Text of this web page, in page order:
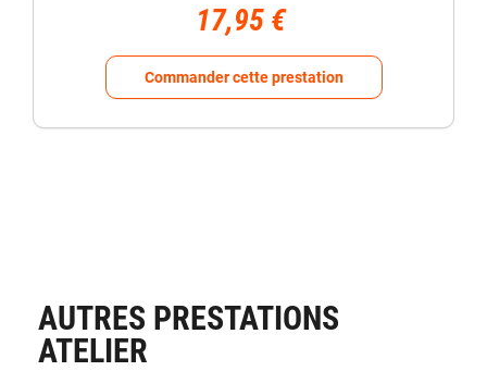
17,95 €
Commander cette prestation
AUTRES PRESTATIONS
ATELIER